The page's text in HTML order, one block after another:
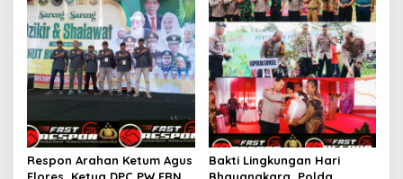
Respon Arahan Ketum Agus
Bakti Lingkungan Hari